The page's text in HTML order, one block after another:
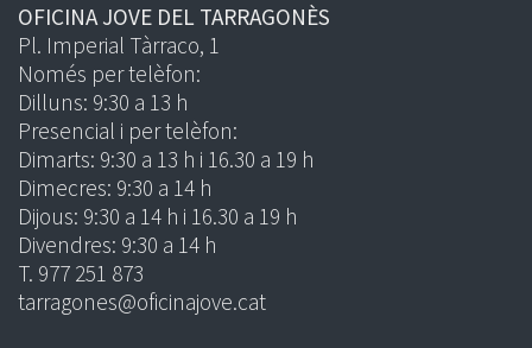
OFICINA JOVE DEL TARRAGONÈS
Pl. Imperial Tàrraco, 1
Només per telèfon:
Dilluns: 9:30 a 13 h
Presencial i per telèfon:
Dimarts: 9:30 a 13 h i 16.30 a 19 h
Dimecres: 9:30 a 14 h
Dijous: 9:30 a 14 h i 16.30 a 19 h
Divendres: 9:30 a 14 h
T. 977 251 873
tarragones@oficinajove.cat